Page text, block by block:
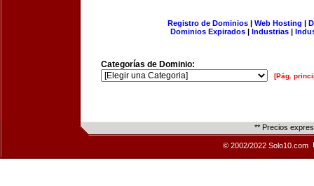
Registro de Dominios| Web Hosting |
Dominios Expirados | Industrias |
Categorías de Dominio:
[Pág.
** Precios
© 2002/2022 Solo10.com